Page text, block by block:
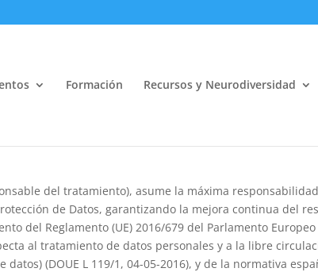
Formación Recursos y Neurodiversidad
del tratamiento), asume la máxima
de Datos, garantizando la mejora continua del
del Reglamento (UE) 2016/679 del Parlamento Europeo
al tratamiento de datos personales y a la libre
(DOUE L 119/1, 04-05-2016), y de la normativa